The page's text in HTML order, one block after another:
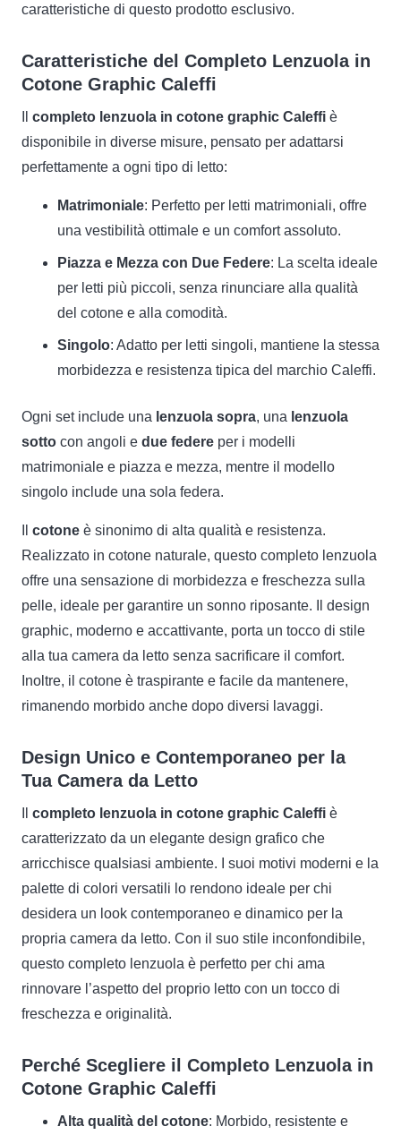
caratteristiche di questo prodotto esclusivo.
Caratteristiche del Completo Lenzuola in
Cotone Graphic Caleffi
completo lenzuola in cotone graphic Caleffi è
disponibile in diverse misure, pensato per adattarsi
perfettamente a ogni tipo di letto:
Matrimoniale: Perfetto per letti matrimoniali, offre
una vestibilità ottimale e un comfort assoluto.
Piazza e Mezza con Due Federe: La scelta ideale
per letti più piccoli, senza rinunciare alla qualità
del cotone e alla comodità.
Singolo: Adatto per letti singoli, mantiene la stessa
morbidezza e resistenza tipica del marchio Caleffi.
Ogni set include una lenzuola sopra, una lenzuola
sotto con angoli e due federe per i modelli
matrimoniale e piazza e mezza, mentre il modello
singolo include una sola federa.
cotone è sinonimo di alta qualità e resistenza.
Realizzato in cotone naturale, questo completo lenzuola
offre una sensazione di morbidezza e freschezza sulla
pelle, ideale per garantire un sonno riposante. Il design
graphic, moderno e accattivante, porta un tocco di stile
alla tua camera da letto senza sacrificare il comfort.
Inoltre, il cotone è traspirante e facile da mantenere,
rimanendo morbido anche dopo diversi lavaggi.
Design Unico e Contemporaneo per la
Tua Camera da Letto
completo lenzuola in cotone graphic Caleffi è
caratterizzato da un elegante design grafico che
arricchisce qualsiasi ambiente. I suoi motivi moderni e la
palette di colori versatili lo rendono ideale per chi
desidera un look contemporaneo e dinamico per la
propria camera da letto. Con il suo stile inconfondibile,
questo completo lenzuola è perfetto per chi ama
rinnovare l’aspetto del proprio letto con un tocco di
freschezza e originalità.
Perché Scegliere il Completo Lenzuola in
Cotone Graphic Caleffi
Alta qualità del cotone: Morbido, resistente e